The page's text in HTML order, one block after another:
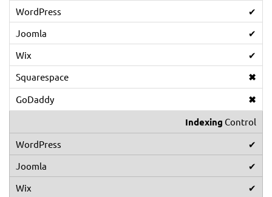
✔
✔
✔
✖
✖
Indexing Control
✔
✔
✔